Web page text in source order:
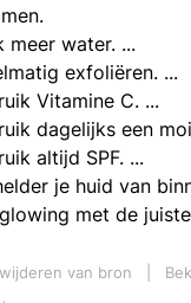
meer water. ...
exfoliëren. ...
Vitamine C. ...
dagelijks een
altijd SPF. ...
je huid van
met de
van bron